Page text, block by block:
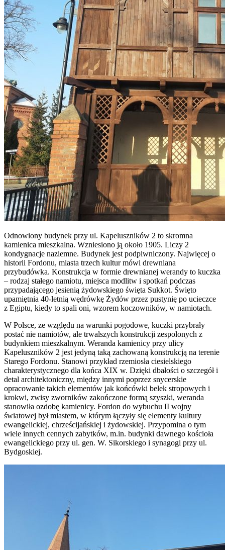
Odnowiony budynek przy ul. Kapeluszników 2 to skromna
kamienica mieszkalna. Wzniesiono ją około 1905. Liczy 2
kondygnacje naziemne. Budynek jest podpiwniczony. Najwięcej o
historii Fordonu, miasta trzech kultur mówi drewniana
przybudówka. Konstrukcja w formie drewnianej werandy to kuczka
– rodzaj stałego namiotu, miejsca modlitw i spotkań podczas
przypadającego jesienią żydowskiego święta Sukkot. Święto
upamiętnia 40-letnią wędrówkę Żydów przez pustynię po ucieczce
z Egiptu, kiedy to spali oni, wzorem koczowników, w namiotach.
W Polsce, ze względu na warunki pogodowe, kuczki przybrały
postać nie namiotów, ale trwalszych konstrukcji zespolonych z
budynkiem mieszkalnym. Weranda kamienicy przy ulicy
Kapeluszników 2 jest jedyną taką zachowaną konstrukcją na terenie
Starego Fordonu. Stanowi przykład rzemiosła ciesielskiego
charakterystycznego dla końca XIX w. Dzięki dbałości o szczegół i
detal architektoniczny, między innymi poprzez snycerskie
opracowanie takich elementów jak końcówki belek stropowych i
krokwi, zwisy zworników zakończone formą szyszki, weranda
stanowiła ozdobę kamienicy. Fordon do wybuchu II wojny
światowej był miastem, w którym łączyły się elementy kultury
ewangelickiej, chrześcijańskiej i żydowskiej. Przypomina o tym
wiele innych cennych zabytków, m.in. budynki dawnego kościoła
ewangelickiego przy ul. gen. W. Sikorskiego i synagogi przy ul.
Bydgoskiej.